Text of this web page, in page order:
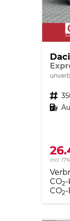
Fahrzeugnr.
Kraftstoff
incl.
CO2-
CO2-